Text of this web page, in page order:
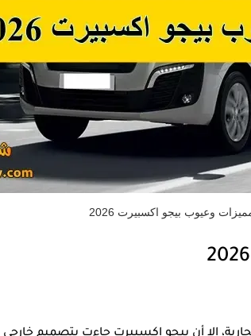
وعيوب بيجو اكسبيرت 2026